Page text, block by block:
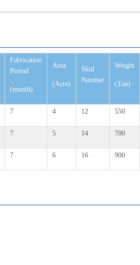
Fabrication
Period
(month)
Area
(Acre)
Skid
Number
Weight
(Ton)
7 4 12 550
7 5 14 700
7 6 16 900